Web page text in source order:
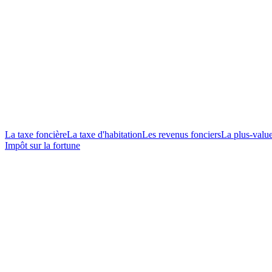
La taxe foncièreLa taxe d'habitationLes revenus fonciersLa plus-
Impôt sur la fortune